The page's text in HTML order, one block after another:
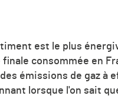
est le plus
finale consommée en
des émissions de gaz à
lorsque l'on sait